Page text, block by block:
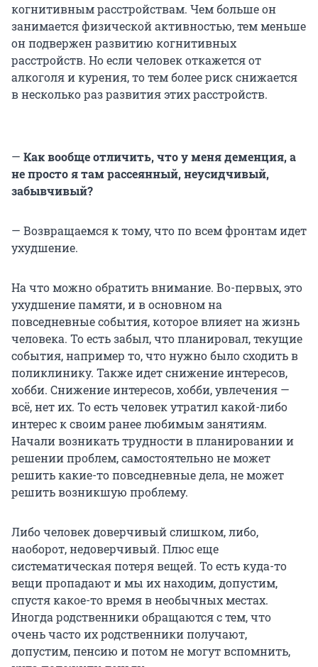
когнитивным расстройствам. Чем больше он
занимается физической активностью, тем меньше
он подвержен развитию когнитивных
расстройств. Но если человек откажется от
алкоголя и курения, то тем более риск снижается
в несколько раз развития этих расстройств.
— Как вообще отличить, что у меня деменция, а
не просто я там рассеянный, неусидчивый,
забывчивый?
— Возвращаемся к тому, что по всем фронтам идет
ухудшение.
На что можно обратить внимание. Во-первых, это
ухудшение памяти, и в основном на
повседневные события, которое влияет на жизнь
человека. То есть забыл, что планировал, текущие
события, например то, что нужно было сходить в
поликлинику. Также идет снижение интересов,
хобби. Снижение интересов, хобби, увлечения —
всё, нет их. То есть человек утратил какой-либо
интерес к своим ранее любимым занятиям.
Начали возникать трудности в планировании и
решении проблем, самостоятельно не может
решить какие-то повседневные дела, не может
решить возникшую проблему.
Либо человек доверчивый слишком, либо,
наоборот, недоверчивый. Плюс еще
систематическая потеря вещей. То есть куда-то
вещи пропадают и мы их находим, допустим,
спустя какое-то время в необычных местах.
Иногда родственники обращаются с тем, что
очень часто их родственники получают,
допустим, пенсию и потом не могут вспомнить,